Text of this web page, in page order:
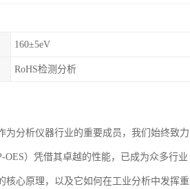
160±5eV
RoHS检测分析
分析仪器行业的重要成员，我们始终致力
）凭借其卓越的性能，已成为众多行业
核心原理，以及它如何在工业分析中发挥重